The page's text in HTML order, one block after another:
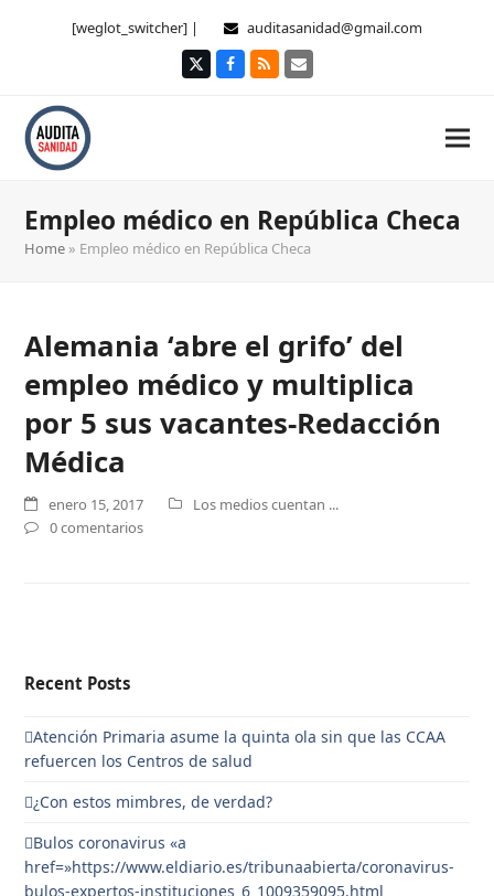
[weglot_switcher] | auditasanidad@gmail.com
TwitterFacebook
RSS Correo
Empleo médico en República Checa
Home » Empleo médico en República Checa
Alemania ‘abre el grifo’ del
empleo médico y multiplica
por 5 sus vacantes-Redacción
Médica
enero 15, 2017
Los medios cuentan ...
0 comentarios
Recent Posts
Atención Primaria asume la quinta ola sin que las CCAA
refuercen los Centros de salud
¿Con estos mimbres, de verdad?
Bulos coronavirus «a
href=»https://www.eldiario.es/tribunaabierta/coronavirus-
bulos-expertos-instituciones_6_1009359095.html